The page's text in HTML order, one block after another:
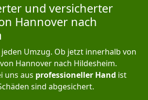
und versicherter
Hannover nach
Umzug. Ob jetzt innerhalb von
Hannover nach Hildesheim.
uns aus professioneller Hand ist
sind abgesichert.